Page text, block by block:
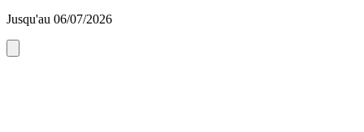
Jusqu'au 06/07/2026